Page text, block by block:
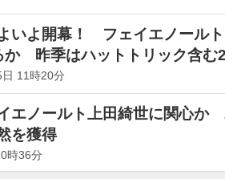
いよ開幕！ フェイエノール
か 昨季はハットトリック含む
11時20分
エノールト上田綺世に関心か
を獲得
時36分